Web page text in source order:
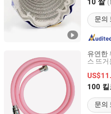
10 쌀
문의
Tianjin, China 이
유연한
스 뜨거
100 킬
문의
Shanghai Runzi Rubber And
Shanghai, China